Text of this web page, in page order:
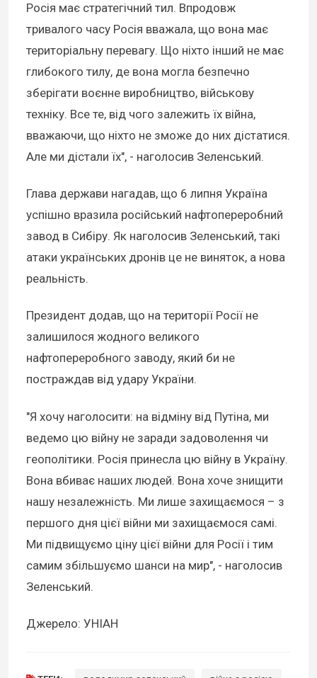
Росія має стратегічний тил. Впродовж
тривалого часу Росія вважала, що вона має
територіальну перевагу. Що ніхто інший не має
глибокого тилу, де вона могла безпечно
зберігати воєнне виробництво, військову
техніку. Все те, від чого залежить їх війна,
вважаючи, що ніхто не зможе до них дістатися.
Але ми дістали їх", - наголосив Зеленський.
Глава держави нагадав, що 6 липня Україна
успішно вразила російський нафтопереробний
завод в Сибіру. Як наголосив Зеленський, такі
атаки українських дронів це не виняток, а нова
реальність.
Президент додав, що на території Росії не
залишилося жодного великого
нафтопереробного заводу, який би не
постраждав від удару України.
"Я хочу наголосити: на відміну від Путіна, ми
ведемо цю війну не заради задоволення чи
геополітики. Росія принесла цю війну в Україну.
Вона вбиває наших людей. Вона хоче знищити
нашу незалежність. Ми лише захищаємося – з
першого дня цієї війни ми захищаємося самі.
Ми підвищуємо ціну цієї війни для Росії і тим
самим збільшуємо шанси на мир", - наголосив
Зеленський.
Джерело: УНІАН